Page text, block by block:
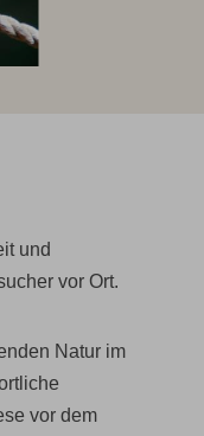
und
vor Ort.
Natur im
vor dem